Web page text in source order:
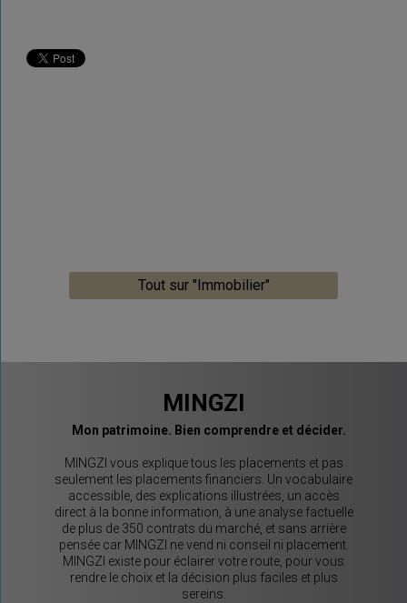
Tout sur "Immobilier"
MINGZI
Mon patrimoine. Bien comprendre et décider.
MINGZI vous explique tous les placements et pas
seulement les placements financiers. Un vocabulaire
accessible, des explications illustrées, un accès
direct à la bonne information, à une analyse factuelle
de plus de 350 contrats du marché, et sans arrière
pensée car MINGZI ne vend ni conseil ni placement.
MINGZI existe pour éclairer votre route, pour vous
rendre le choix et la décision plus faciles et plus
sereins.